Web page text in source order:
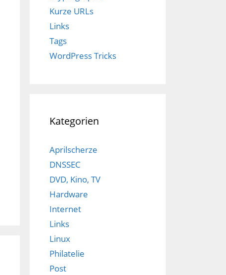
Kurze URLs
Links
Tags
WordPress Tricks
Kategorien
Aprilscherze
DNSSEC
DVD, Kino, TV
Hardware
Internet
Links
Linux
Philatelie
Post